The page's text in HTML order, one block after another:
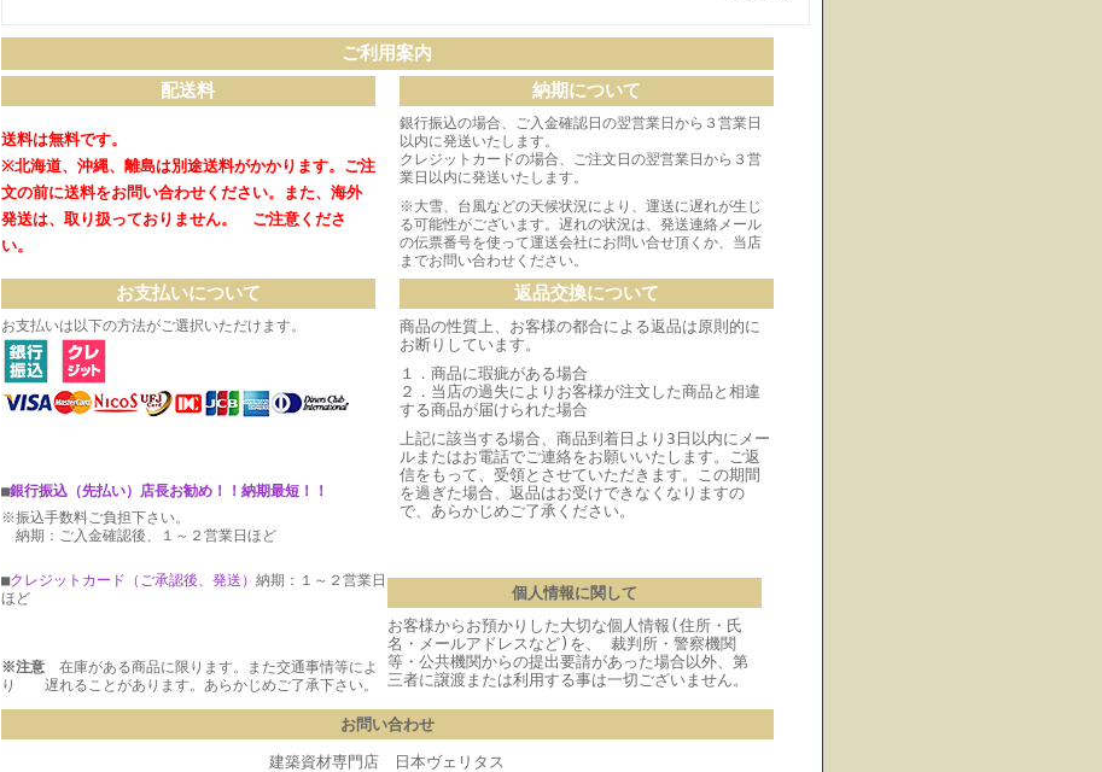
ご利用案内
配送料
送料は無料です。
※北海道、沖縄、離島は別途送料がかかります。 ご注
文の前に送料をお問い合わせください。
また、海外
発送は、取り扱っておりません。 ご注意くださ
い。
納期について
銀行振込の場合、ご入金確認日の翌営業日から３営業日
以内に発送いたします。
クレジットカードの場合、ご注文日の翌営業日から３営
業日以内に発送いたします。
※大雪、台風などの天候状況により、運送に遅れが生じ
る可能性がございます。遅れの状況は、発送連絡メール
の伝票番号を使って運送会社にお問い合せ頂くか、当店
までお問い合わせください。
お支払いについて
お支払いは以下の方法がご選択いただけます。
■銀行振込（先払い）店長お勧め！！納期最短！！
※振込手数料ご負担下さい。
納期：ご入金確認後、１～２営業日ほど
■クレジットカード（ご承認後、発送 ） 納期：１～２営業日
ほど
※注意在庫がある商品に限ります。また交通事情等によ
り 遅れることがあります。あらかじめご了承下さい。
返品交換について
商品の性質上、お客様の都合による返品は原則的に
お断りしています。
１．商品に瑕疵がある場合
２．当店の過失によりお客様が注文した商品と相違
する商品が届けられた場合
上記に該当する場合、商品到着日より3日以内にメー
ルまたはお電話でご連絡をお願いいたします。ご返
信をもって、受領とさせていただきます。この期間
を過ぎた場合、返品はお受けできなくなりますの
で、あらかじめご了承ください。
個人情報に関して
お客様からお預かりした大切な個人情報(住所・氏
名・メールアドレスなど)を、 裁判所・警察機関
等・公共機関からの提出要請があった場合以外、第
三者に譲渡または利用する事は一切ございません。
お問い合わせ
建築資材専門店 日本ヴェリタス